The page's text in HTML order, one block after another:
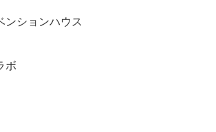
ンションハウス
ボ